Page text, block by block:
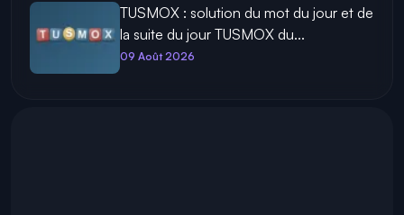
TUSMOX : solution du mot du jour et de
la suite du jour TUSMOX du...
09 Août 2026